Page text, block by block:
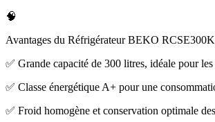
🧠
Avantages du Réfrigérateur BEKO
✅ Grande capacité de 300 litres, idéale pour
✅ Classe énergétique A+ pour une
✅ Froid homogène et conservation optimale